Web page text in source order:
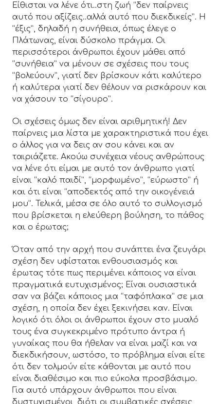
Είθισται να λένε ότι..στη ζωή “δεν παίρνεις
αυτό που αξίζεις..αλλά αυτό που διεκδικείς”. Η
“έξις”, δηλαδή η συνήθεια, όπως έλεγε ο
Πλάτωνας, είναι δύσκολο πράγμα. Οι
περισσότεροι άνθρωποι έχουν μάθει από
“συνήθεια” να μένουν σε σχέσεις που τους
“βολεύουν”, γιατί δεν βρίσκουν κάτι καλύτερο
ή καλύτερα γιατί δεν θέλουν να ρισκάρουν και
να χάσουν το “σίγουρο”.
Οι σχέσεις όμως δεν είναι αριθμητική! Δεν
παίρνεις μια λίστα με χαρακτηριστικά που έχει
ο άλλος για να δεις αν σου κάνει και αν
ταιριάζετε. Ακούω συνέχεια νέους ανθρώπους
να λένε ότι είμαι με αυτό τον άνθρωπο γιατί
είναι “καλό παιδί”, “μορφωμένο”, “εύρωστο” ή
και ότι είναι “αποδεκτός από την οικογένειά
μου”. Τελικά, μέσα σε όλο αυτό το συλλογισμό
που βρίσκεται η ελεύθερη βούληση, το πάθος
και ο έρωτας;
Όταν από την αρχή που συνάπτει ένα ζευγάρι
σχέση δεν υφίσταται ενθουσιασμός και
έρωτας τότε πως περιμένει κάποιος να είναι
πραγματικά ευτυχισμένος; Είναι ουσιαστικά
σαν να βάζει κάποιος μια “ταφόπλακα” σε μια
σχέση, η οποία δεν έχει ξεκινήσει καν. Είναι
λογικό ότι όλοι οι άνθρωποι έχουν στο μυαλό
τους ένα συγκεκριμένο πρότυπο άντρα ή
γυναίκας που θα ήθελαν να είναι μαζί και να
διεκδικήσουν, ωστόσο, το πρόβλημα είναι είτε
ότι δεν τολμούν είτε κάθονται με αυτό που
είναι διαθέσιμο και πιο εύκολα προσβάσιμο.
Για αυτό υπάρχουν άνθρωποι που είναι
δυστυχισμένοι, διότι οι συμβατικές σχέσεις